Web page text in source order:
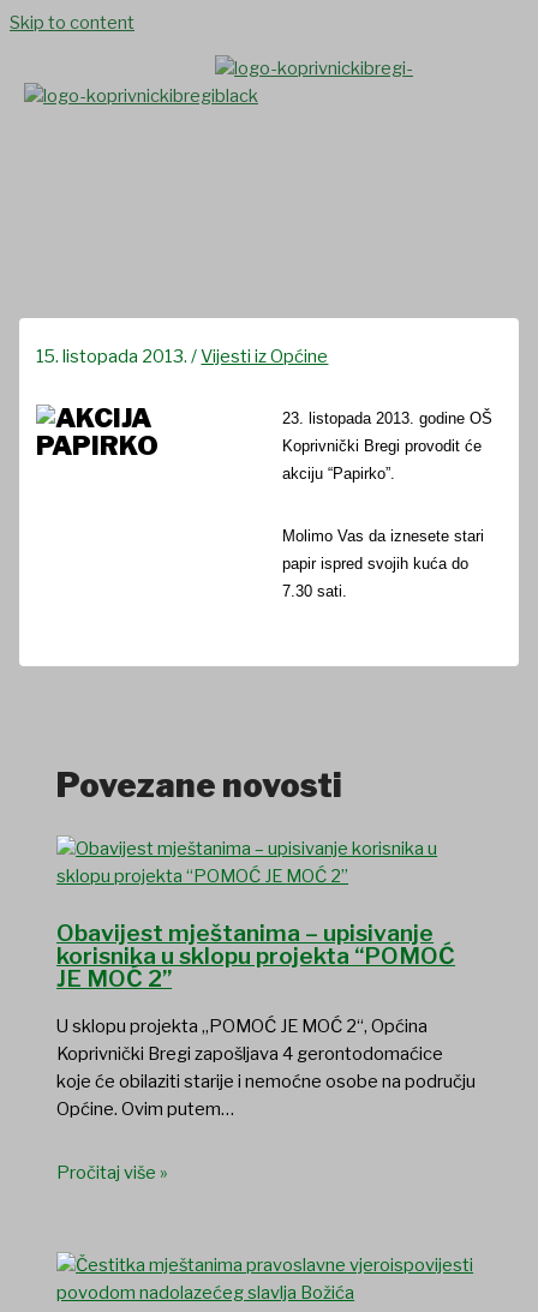
Skip to content
15. listopada 2013./Vijesti iz Općine
23. listopada 2013. godine OŠ
Koprivnički Bregi provodit će
akciju “Papirko”.
Molimo Vas da iznesete stari
papir ispred svojih kuća do
7.30 sati.
Povezane novosti
Obavijest mještanima – upisivanje
korisnika u sklopu projekta “POMOĆ
JE MOĆ 2”
U sklopu projekta „POMOĆ JE MOĆ 2“, Općina
Koprivnički Bregi zapošljava 4 gerontodomaćice
koje će obilaziti starije i nemoćne osobe na području
Općine. Ovim putem…
Pročitaj više »